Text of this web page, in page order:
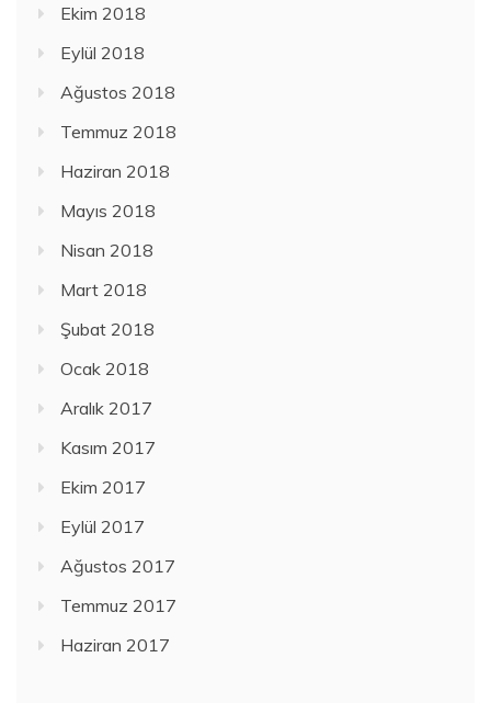
Ekim 2018
Eylül 2018
Ağustos 2018
Temmuz 2018
Haziran 2018
Mayıs 2018
Nisan 2018
Mart 2018
Şubat 2018
Ocak 2018
Aralık 2017
Kasım 2017
Ekim 2017
Eylül 2017
Ağustos 2017
Temmuz 2017
Haziran 2017